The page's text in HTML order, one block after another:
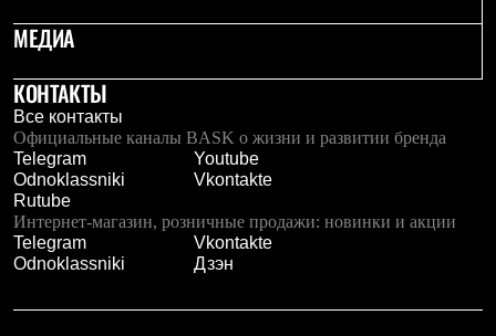
Футболки
Брюки
Термобелье
Теплое термобелье
Среднее термобелье
Легкое термобелье
Флисовая одежда
Куртки
Брюки
Детская одежда
Утепленная пухом
Куртки
МЕДИА
КОНТАКТЫ
Все контакты
Официальные каналы BASK о жизни и развитии бренда
Telegram
Youtube
Odnoklassniki
Vkontakte
Rutube
Интернет-магазин, розничные продажи: новинки и акции
Telegram
Vkontakte
Odnoklassniki
Дзэн